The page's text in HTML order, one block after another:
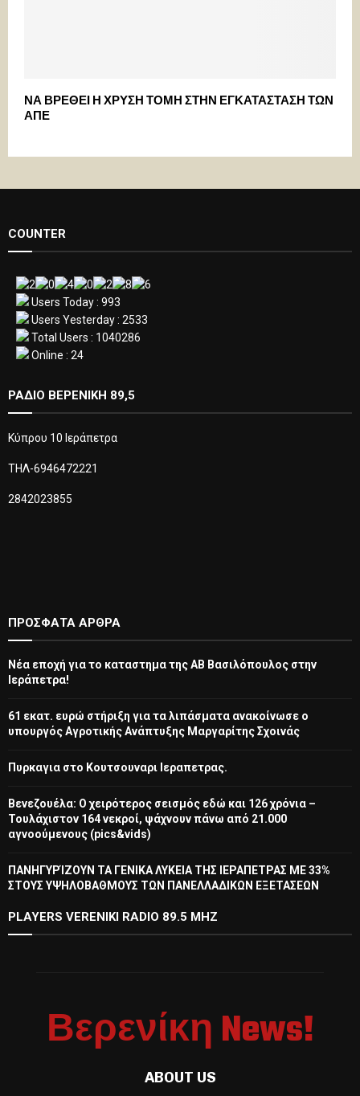
ΝΑ ΒΡΕΘΕΙ Η ΧΡΥΣΗ ΤΟΜΗ ΣΤΗΝ ΕΓΚΑΤΑΣΤΑΣΗ ΤΩΝ
ΑΠΕ
COUNTER
Users Today : 993
Users Yesterday : 2533
Total Users : 1040286
Online : 24
ΡΑΔΙΟ ΒΕΡΕΝΙΚΗ 89,5
Κύπρου 10 Ιεράπετρα
ΤΗΛ-6946472221
2842023855
ΠΡΌΣΦΑΤΑ ΆΡΘΡΑ
Νέα εποχή για το καταστημα της ΑΒ Βασιλόπουλος στην
Ιεράπετρα!
61 εκατ. ευρώ στήριξη για τα λιπάσματα ανακοίνωσε ο
υπουργός Αγροτικής Ανάπτυξης Μαργαρίτης Σχοινάς
Πυρκαγια στο Κουτσουναρι Ιεραπετρας.
Βενεζουέλα: Ο χειρότερος σεισμός εδώ και 126 χρόνια –
Τουλάχιστον 164 νεκροί, ψάχνουν πάνω από 21.000
αγνοούμενους (pics&vids)
ΠΑΝΗΓΥΡΊΖΟΥΝ ΤΑ ΓΕΝΙΚΑ ΛΥΚΕΙΑ ΤΗΣ ΙΕΡΑΠΕΤΡΑΣ ΜΕ 33%
ΣΤΟΥΣ ΥΨΗΛΟΒΑΘΜΟΥΣ ΤΩΝ ΠΑΝΕΛΛΑΔΙΚΩΝ ΕΞΕΤΑΣΕΩΝ
PLAYERS VERENIKI RADIO 89.5 MHZ
Βερενίκη News!
ABOUT US